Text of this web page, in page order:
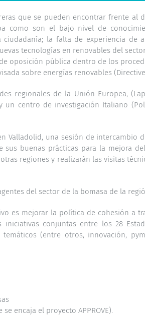
que se pueden encontrar frente al
como son el bajo nivel de
la falta de experiencia de
tecnologías en renovables del
oposición pública dentro de los
sobre energías renovables (Directive
regionales de la Unión Europea,
y un centro de investigación Italiano
Valladolid, una sesión de intercambio
buenas prácticas para la mejora
regiones y realizarán las visitas
del sector de la bomasa de la
es mejorar la política de cohesión a
conjuntas entre los 28
(entre otros, innovación,
encaja el proyecto APPROVE).